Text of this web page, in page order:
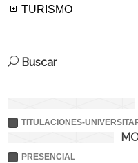
TURISMO
Buscar
TITULACIONES-
PRESENCIAL